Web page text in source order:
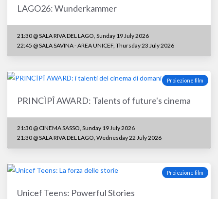
LAGO26: Wunderkammer
21:30 @ SALA RIVA DEL LAGO, Sunday 19 July 2026
22:45 @ SALA SAVINA - AREA UNICEF, Thursday 23 July 2026
Proiezione film
PRINCÌPÎ AWARD: Talents of future's cinema
21:30 @ CINEMA SASSO, Sunday 19 July 2026
21:30 @ SALA RIVA DEL LAGO, Wednesday 22 July 2026
Proiezione film
Unicef Teens: Powerful Stories